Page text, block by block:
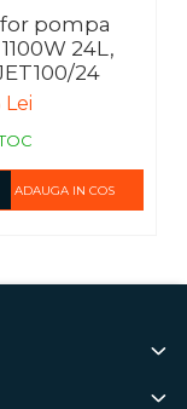
pompa
24L,
24
Lei
ADAUGA IN COS